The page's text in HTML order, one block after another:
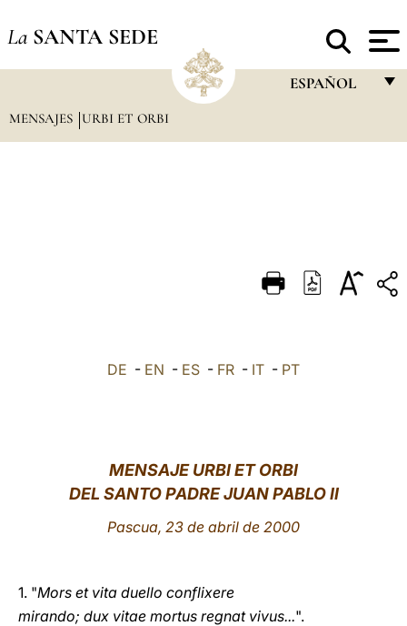
La SANTA SEDE
ESPAÑOL
DEUTSCH
العربيّة
MENSAJES URBI ET ORBI
DE - EN - ES - FR - IT - PT
MENSAJE URBI ET ORBI
DEL SANTO PADRE JUAN PABLO II
Pascua, 23 de abril de 2000
1. "Mors et vita duello conflixere
mirando; dux vitae mortus regnat vivus...".